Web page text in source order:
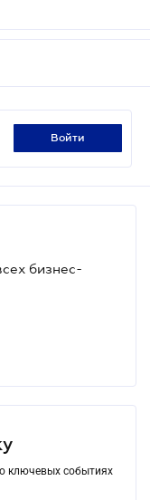
войти
бизнес-
ключевых событиях